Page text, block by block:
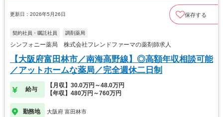
更新日：2026年5月26日 保存する
契約社員・嘱託社員 調剤薬局
シンフォニー薬局 株式会社フレンドファーマの薬剤師求人
【大阪府富田林市／南海高野線】◎高額年収相談可能
／アットホームな薬局／完全週休二日制
給与
【月収】30.0万円～48.0万円
【年収】480万円～760万円
勤務地 大阪府 富田林市